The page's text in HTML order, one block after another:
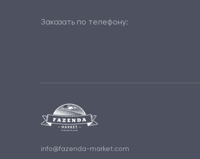
Заказать по телефону:
info@fazenda-market.com